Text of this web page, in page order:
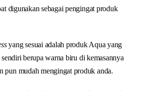
digunakan sebagai pengingat produk
yang sesuai adalah produk Aqua yang
berupa warna biru di kemasannya
pun mudah mengingat produk anda.